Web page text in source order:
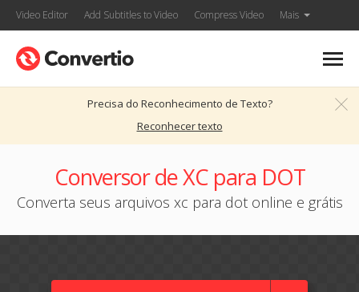
Video Editor Add Subtitles to Video Compress Video Mais
Precisa do Reconhecimento de Texto?
Reconhecer texto
Conversor de XC para DOT
Converta seus arquivos xc para dot online e grátis